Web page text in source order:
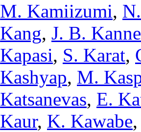
M. Kamiizumi,
Kang, J. B.
Kapasi, S. Karat,
Kashyap, M.
Katsanevas, E.
Kaur, K. Kawabe